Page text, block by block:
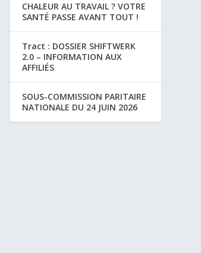
CHALEUR AU TRAVAIL ? VOTRE
SANTÉ PASSE AVANT TOUT !
Tract : DOSSIER SHIFTWERK
2.0 – INFORMATION AUX
AFFILIÉS
SOUS-COMMISSION PARITAIRE
NATIONALE DU 24 JUIN 2026